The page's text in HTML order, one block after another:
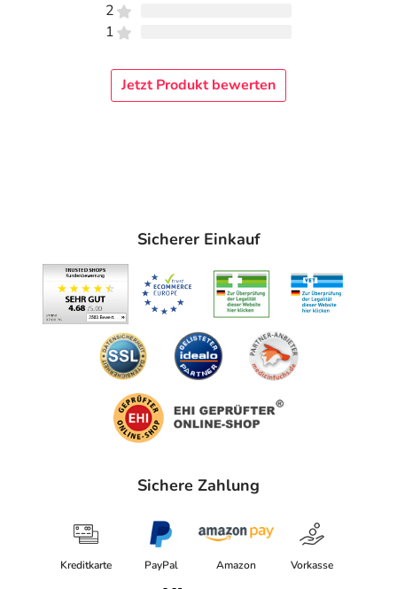
2
1
Jetzt Produkt bewerten
Sicherer Einkauf
Sichere Zahlung
Kreditkarte PayPal Amazon Vorkasse